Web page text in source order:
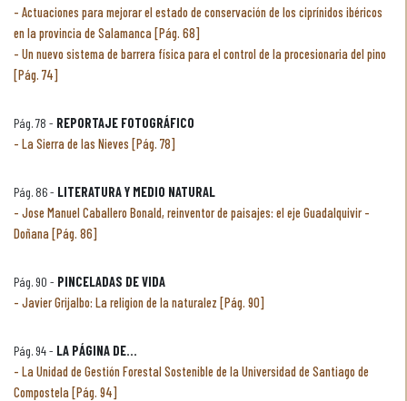
Actuaciones para mejorar el estado de conservación de los ciprínidos ibéricos
en la provincia de Salamanca [Pág. 68]
Un nuevo sistema de barrera física para el control de la procesionaria del pino
[Pág. 74]
Pág. 78 - REPORTAJE FOTOGRÁFICO
La Sierra de las Nieves [Pág. 78]
Pág. 86 - LITERATURA Y MEDIO NATURAL
Jose Manuel Caballero Bonald, reinventor de paisajes: el eje Guadalquivir -
Doñana [Pág. 86]
Pág. 90 - PINCELADAS DE VIDA
Javier Grijalbo: La religion de la naturalez [Pág. 90]
Pág. 94 - LA PÁGINA DE...
La Unidad de Gestión Forestal Sostenible de la Universidad de Santiago de
Compostela [Pág. 94]